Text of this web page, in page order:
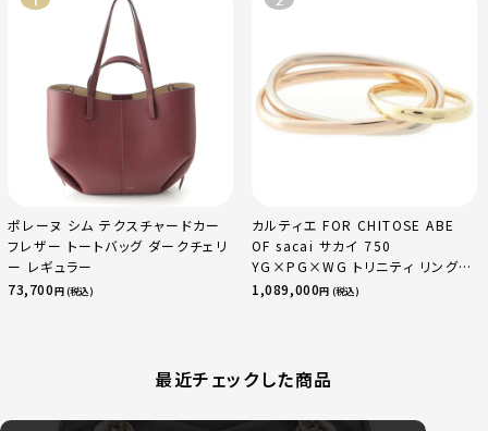
ポレーヌ シム テクスチャードカー
フレザー トートバッグ ダークチェリ
ー レギュラー
73,700円 (税込)
カルティエ FOR CHITOSE ABE
OF sacai サカイ 750
YG×PG×WG トリニティ リング
指輪 マルチカラー 50 51 52
1,089,000円 (税込)
最近チェックした商品